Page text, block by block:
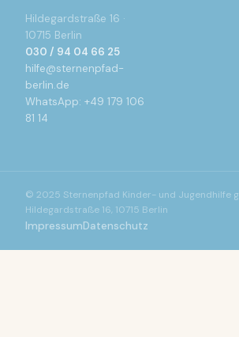
Hildegardstraße 16 ·
10715 Berlin
030 / 94 04 66 25
hilfe@sternenpfad-
berlin.de
WhatsApp: +49 179 106
81 14
© 2025 Sternenpfad Kinder- und Jugendhilfe
Hildegardstraße 16, 10715 Berlin
ImpressumDatenschutz